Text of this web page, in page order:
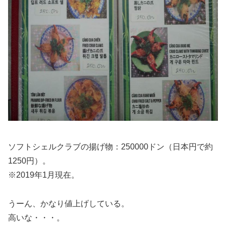
ソフトシェルクラブの揚げ物：250000ドン（日本円で約
1250円）。
※2019年1月現在。
うーん、かなり値上げしている。
高いな・・・。